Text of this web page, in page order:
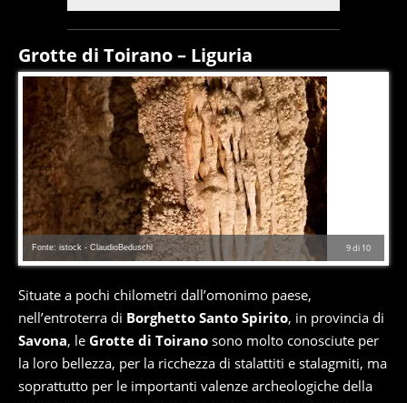
Grotte di Toirano – Liguria
9di 10
Fonte: istock - ClaudioBeduschi
Situate a pochi chilometri dall’omonimo paese,
nell’entroterra di Borghetto Santo Spirito, in provincia di
Savona, le Grotte di Toirano sono molto conosciute per
la loro bellezza, per la ricchezza di stalattiti e stalagmiti, ma
soprattutto per le importanti valenze archeologiche della